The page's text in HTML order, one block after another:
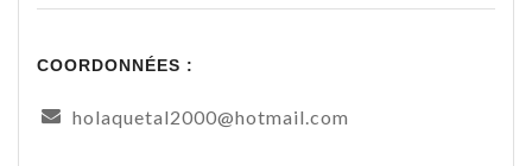
COORDONNÉES :
holaquetal2000@hotmail.com